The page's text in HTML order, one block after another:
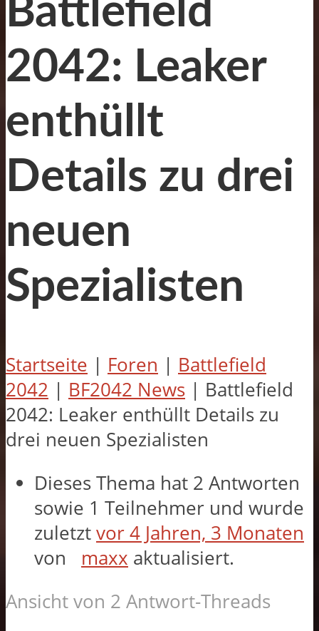
Battlefield
2042: Leaker
enthüllt
Details zu drei
neuen
Spezialisten
Startseite | Foren | Battlefield
2042 | BF2042 News | Battlefield
2042: Leaker enthüllt Details zu
drei neuen Spezialisten
Dieses Thema hat 2 Antworten
sowie 1 Teilnehmer und wurde
zuletzt vor 4 Jahren, 3 Monaten
von
maxx aktualisiert.
Ansicht von 2 Antwort-Threads